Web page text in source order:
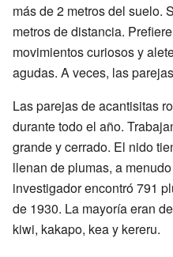
más de 2 metros del suelo.
metros de distancia.
movimientos curiosos y
agudas. A veces, las
Las parejas de acantisitas
durante todo el año.
grande y cerrado. El nido
llenan de plumas, a
investigador encontró 791
de 1930. La mayoría eran
kiwi, kakapo, kea y kereru.